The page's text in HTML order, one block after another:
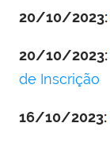
20/10/2023:
20/10/2023:
de Inscrição
16/10/2023: